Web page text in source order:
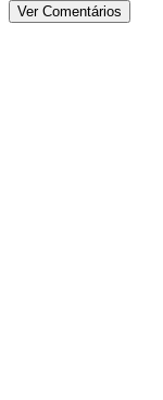
Ver Comentários